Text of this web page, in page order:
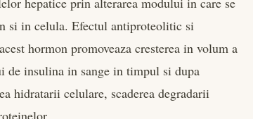
si in celula. Efectul antiproteolitic si
hormon promoveaza cresterea in volum a
de insulina in sange in timpul si dupa
hidratarii celulare, scaderea degradarii